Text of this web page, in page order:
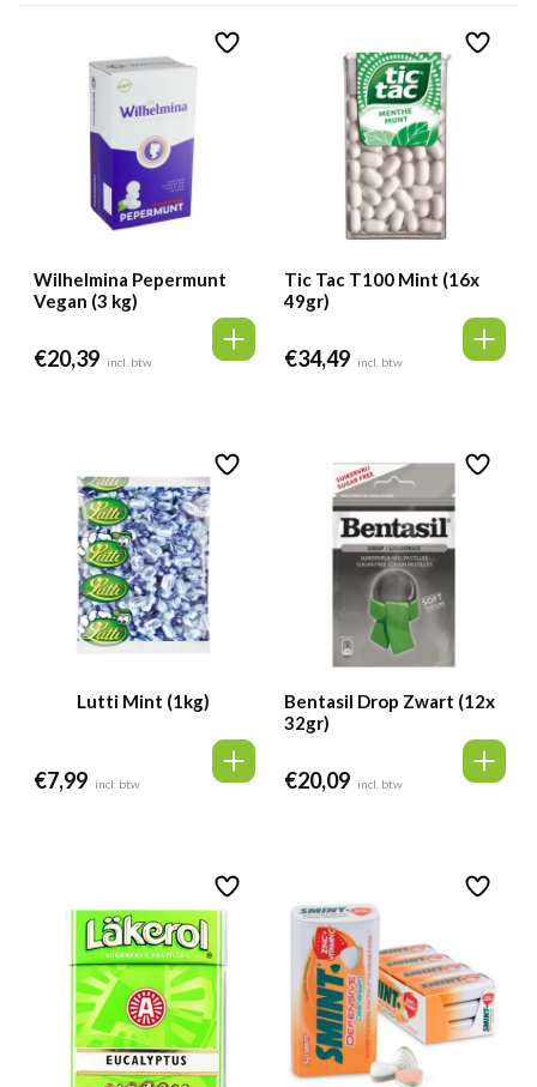
Wilhelmina Pepermunt
Vegan (3 kg)
€20,39 incl. btw
Tic Tac T100 Mint (16x
49gr)
€34,49 incl. btw
Lutti Mint (1kg)
€7,99 incl. btw
Bentasil Drop Zwart (12x
32gr)
€20,09 incl. btw